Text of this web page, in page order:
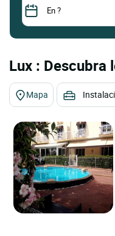
Lux : Descubra
Mapa